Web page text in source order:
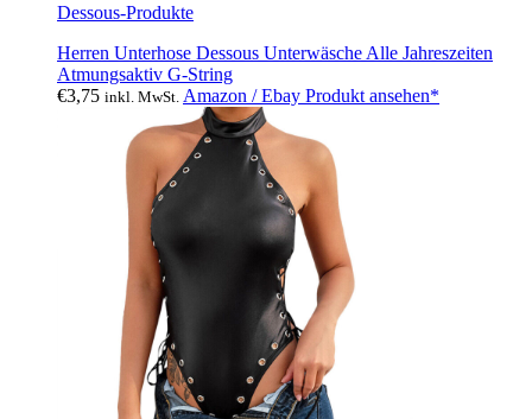
Dessous-Produkte
Herren Unterhose Dessous Unterwäsche Alle Jahreszeiten
Atmungsaktiv G-String
€3,75 inkl. MwSt. Amazon / Ebay Produkt ansehen*